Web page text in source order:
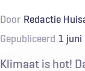
Door Redactie
Gepubliceerd 1 juni
Klimaat is hot!